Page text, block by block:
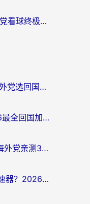
PP体育国外地域限制？海外党看球终极方案：从欧洲杯到奥运会，中文解说不卡顿！
ChickCN和章鱼哪个好？海外党选回国加速器的3个关键维度 + 实用避坑指南
中国VPN评测：海外党2026最全回国加速器选择指南，告别地区限制不踩坑
雷神手游和hi龟龟好用吗？海外党亲测3款回国加速器，教你选对国外到国内加速器
在法国玩国内游戏用什么加速器？2026实测解决延迟卡顿的实用指南